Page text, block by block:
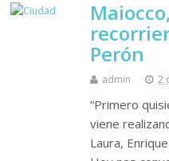
Perón
admin 2
“Primero
viene
Laura,